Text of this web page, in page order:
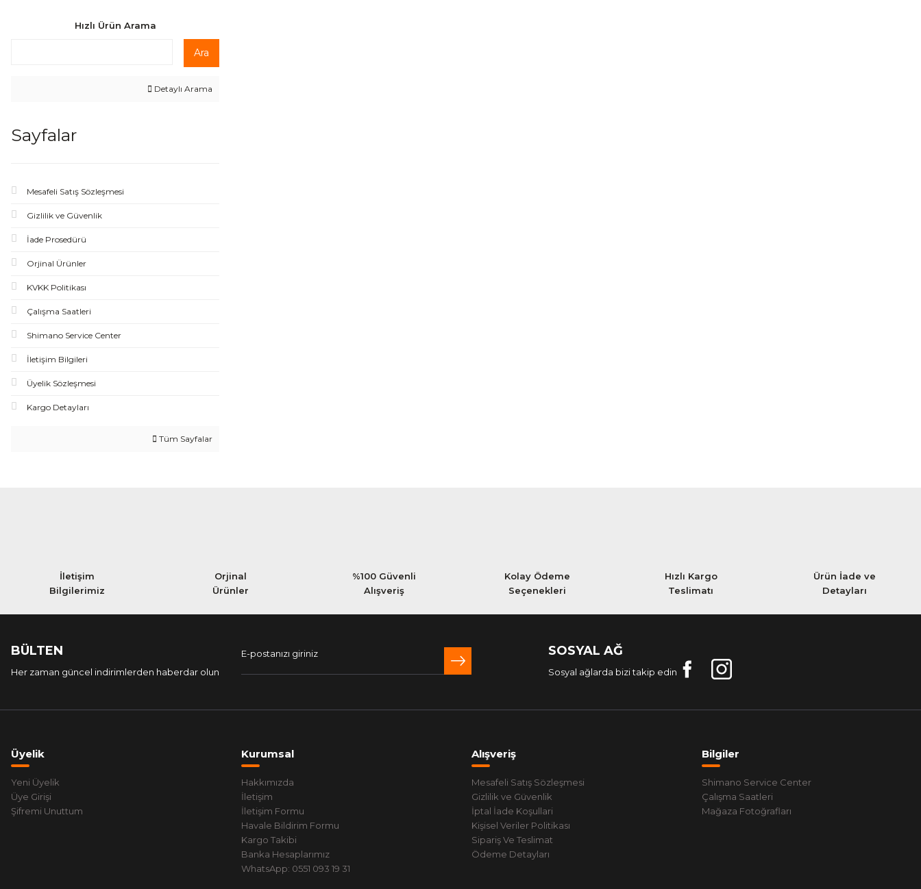
Hızlı Ürün Arama
Ara
Detaylı Arama
Sayfalar
Mesafeli Satış Sözleşmesi
Gizlilik ve Güvenlik
İade Prosedürü
Orjinal Ürünler
KVKK Politikası
Çalışma Saatleri
Shimano Service Center
İletişim Bilgileri
Üyelik Sözleşmesi
Kargo Detayları
Tüm Sayfalar
İletişim
Bilgilerimiz
Orjinal
Ürünler
%100 Güvenli
Alışveriş
Kolay Ödeme
Seçenekleri
Hızlı Kargo
Teslimatı
Ürün İade ve
Detayları
BÜLTEN
Her zaman güncel indirimlerden haberdar olun
SOSYAL AĞ
Sosyal ağlarda bizi takip edin
Üyelik
Yeni Üyelik
Üye Girişi
Şifremi Unuttum
Kurumsal
Hakkımızda
İletişim
İletişim Formu
Havale Bildirim Formu
Kargo Takibi
Banka Hesaplarımız
WhatsApp: 0551 093 19 31
Alışveriş
Mesafeli Satış Sözleşmesi
Gizlilik ve Güvenlik
İptal İade Koşullari
Kişisel Veriler Politikası
Sipariş Ve Teslimat
Ödeme Detayları
Bilgiler
Shimano Service Center
Çalışma Saatleri
Mağaza Fotoğrafları